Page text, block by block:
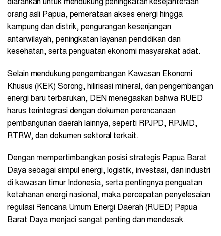
diarahkan untuk mendukung peningkatan kesejahteraan
orang asli Papua, pemerataan akses energi hingga
kampung dan distrik, pengurangan kesenjangan
antarwilayah, peningkatan layanan pendidikan dan
kesehatan, serta penguatan ekonomi masyarakat adat.
Selain mendukung pengembangan Kawasan Ekonomi
Khusus (KEK) Sorong, hilirisasi mineral, dan pengembangan
energi baru terbarukan, DEN menegaskan bahwa RUED
harus terintegrasi dengan dokumen perencanaan
pembangunan daerah lainnya, seperti RPJPD, RPJMD,
RTRW, dan dokumen sektoral terkait.
Dengan mempertimbangkan posisi strategis Papua Barat
Daya sebagai simpul energi, logistik, investasi, dan industri
di kawasan timur Indonesia, serta pentingnya penguatan
ketahanan energi nasional, maka percepatan penyelesaian
regulasi Rencana Umum Energi Daerah (RUED) Papua
Barat Daya menjadi sangat penting dan mendesak.